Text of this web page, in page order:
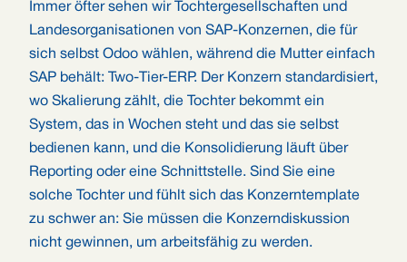
Immer öfter sehen wir Tochtergesellschaften und
Landesorganisationen von SAP-Konzernen, die für
sich selbst Odoo wählen, während die Mutter einfach
SAP behält: Two-Tier-ERP. Der Konzern standardisiert,
wo Skalierung zählt, die Tochter bekommt ein
System, das in Wochen steht und das sie selbst
bedienen kann, und die Konsolidierung läuft über
Reporting oder eine Schnittstelle. Sind Sie eine
solche Tochter und fühlt sich das Konzerntemplate
zu schwer an: Sie müssen die Konzerndiskussion
nicht gewinnen, um arbeitsfähig zu werden.